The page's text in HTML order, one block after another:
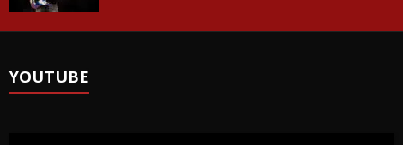
YOUTUBE